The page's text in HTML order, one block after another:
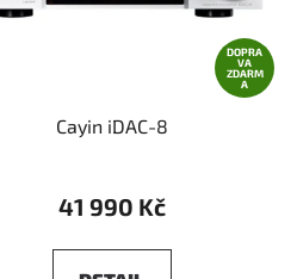
DOPRA
VA
ZDARM
A
Cayin iDAC-8
41 990 Kč